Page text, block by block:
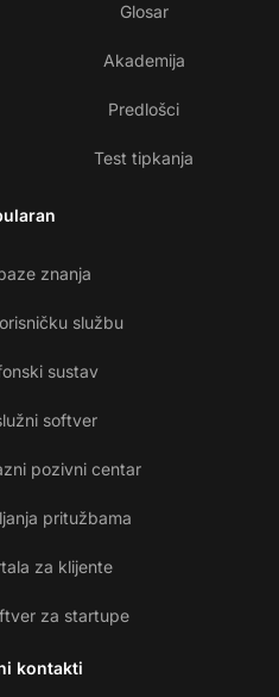
Glosar
Akademija
Predlošci
Test tipkanja
znanja
službu
sustav
softver
pozivni centar
pritužbama
za klijente
za startupe
kontakti